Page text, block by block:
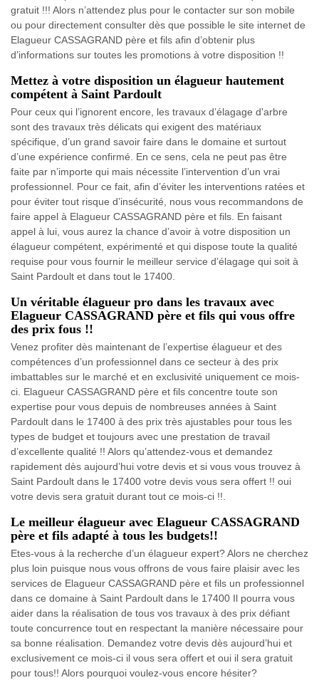
gratuit !!! Alors n’attendez plus pour le contacter sur son mobile
ou pour directement consulter dès que possible le site internet de
Elagueur CASSAGRAND père et fils afin d’obtenir plus
d’informations sur toutes les promotions à votre disposition !!
Mettez à votre disposition un élagueur hautement
compétent à Saint Pardoult
Pour ceux qui l’ignorent encore, les travaux d’élagage d'arbre
sont des travaux très délicats qui exigent des matériaux
spécifique, d’un grand savoir faire dans le domaine et surtout
d’une expérience confirmé. En ce sens, cela ne peut pas être
faite par n’importe qui mais nécessite l’intervention d’un vrai
professionnel. Pour ce fait, afin d’éviter les interventions ratées et
pour éviter tout risque d’insécurité, nous vous recommandons de
faire appel à Elagueur CASSAGRAND père et fils. En faisant
appel à lui, vous aurez la chance d’avoir à votre disposition un
élagueur compétent, expérimenté et qui dispose toute la qualité
requise pour vous fournir le meilleur service d’élagage qui soit à
Saint Pardoult et dans tout le 17400.
Un véritable élagueur pro dans les travaux avec
Elagueur CASSAGRAND père et fils qui vous offre
des prix fous !!
Venez profiter dès maintenant de l’expertise élagueur et des
compétences d’un professionnel dans ce secteur à des prix
imbattables sur le marché et en exclusivité uniquement ce mois-
ci. Elagueur CASSAGRAND père et fils concentre toute son
expertise pour vous depuis de nombreuses années à Saint
Pardoult dans le 17400 à des prix très ajustables pour tous les
types de budget et toujours avec une prestation de travail
d’excellente qualité !! Alors qu’attendez-vous et demandez
rapidement dès aujourd’hui votre devis et si vous vous trouvez à
Saint Pardoult dans le 17400 votre devis vous sera offert !! oui
votre devis sera gratuit durant tout ce mois-ci !!.
Le meilleur élagueur avec Elagueur CASSAGRAND
père et fils adapté à tous les budgets!!
Etes-vous à la recherche d’un élagueur expert? Alors ne cherchez
plus loin puisque nous vous offrons de vous faire plaisir avec les
services de Elagueur CASSAGRAND père et fils un professionnel
dans ce domaine à Saint Pardoult dans le 17400 Il pourra vous
aider dans la réalisation de tous vos travaux à des prix défiant
toute concurrence tout en respectant la manière nécessaire pour
sa bonne réalisation. Demandez votre devis dès aujourd’hui et
exclusivement ce mois-ci il vous sera offert et oui il sera gratuit
pour tous!! Alors pourquoi voulez-vous encore hésiter?